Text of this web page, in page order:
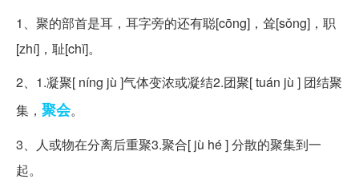
1、聚的部首是耳，耳字旁的还有聪[cōng]，耸[sǒng]，职
[zhí]，耻[chǐ]。
2、1.凝聚[ níng jù ]气体变浓或凝结2.团聚[ tuán jù ] 团结聚
集， 聚会。
3、人或物在分离后重聚3.聚合[ jù hé ] 分散的聚集到一
起。